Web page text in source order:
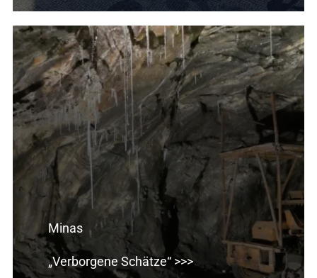
Minas
„Verborgene Schätze“ >>>